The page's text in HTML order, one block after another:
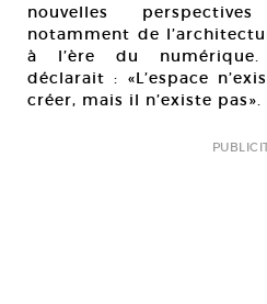
nouvelles
notamment de
à l’ère du numérique.
déclarait : «L’espace
créer, mais il n’existe pas».